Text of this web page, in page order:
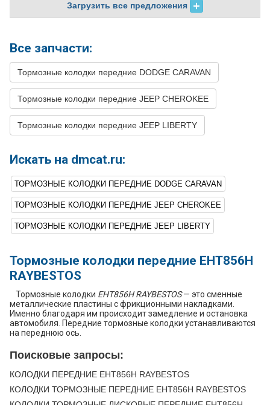
Загрузить все предложения
Все запчасти:
Тормозные колодки передние DODGE CARAVAN
Тормозные колодки передние JEEP CHEROKEE
Тормозные колодки передние JEEP LIBERTY
Искать на dmcat.ru:
ТОРМОЗНЫЕ КОЛОДКИ ПЕРЕДНИЕ DODGE CARAVAN
ТОРМОЗНЫЕ КОЛОДКИ ПЕРЕДНИЕ JEEP CHEROKEE
ТОРМОЗНЫЕ КОЛОДКИ ПЕРЕДНИЕ JEEP LIBERTY
Тормозные колодки передние EHT856H
RAYBESTOS
Тормозные колодки EHT856H RAYBESTOS— это сменные
металлические пластины с фрикционными накладками.
Именно благодаря им происходит замедление и остановка
автомобиля. Передние тормозные колодки устанавливаются
на переднюю ось.
Поисковые запросы:
КОЛОДКИ ПЕРЕДНИЕ EHT856H RAYBESTOS
КОЛОДКИ ТОРМОЗНЫЕ ПЕРЕДНИЕ EHT856H RAYBESTOS